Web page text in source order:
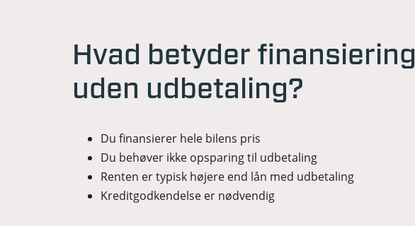
Hvad betyder finansiering
uden udbetaling?
Du finansierer hele bilens pris
Du behøver ikke opsparing til udbetaling
Renten er typisk højere end lån med udbetaling
Kreditgodkendelse er nødvendig